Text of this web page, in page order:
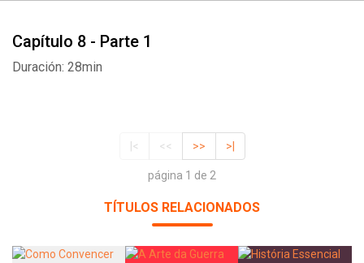
Capítulo 8 - Parte 1
Duración: 28min
|< << >> >|
página 1 de 2
TÍTULOS RELACIONADOS